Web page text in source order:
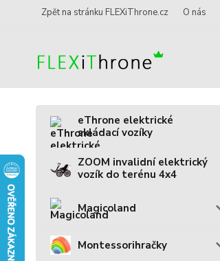
Zpět na stránku FLEXiThrone.cz O nás
eThrone elektrické
skládací vozíky
ZOOM invalidní elektrický
vozík do terénu 4x4
Magicoland
Montessorihračky